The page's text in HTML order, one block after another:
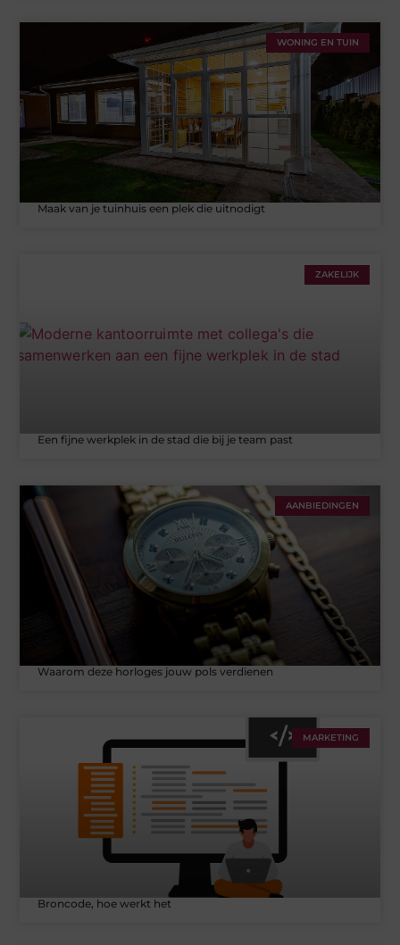
WONING EN TUIN
Maak van je tuinhuis een plek die uitnodigt
ZAKELIJK
Een fijne werkplek in de stad die bij je team past
AANBIEDINGEN
Waarom deze horloges jouw pols verdienen
MARKETING
Broncode, hoe werkt het